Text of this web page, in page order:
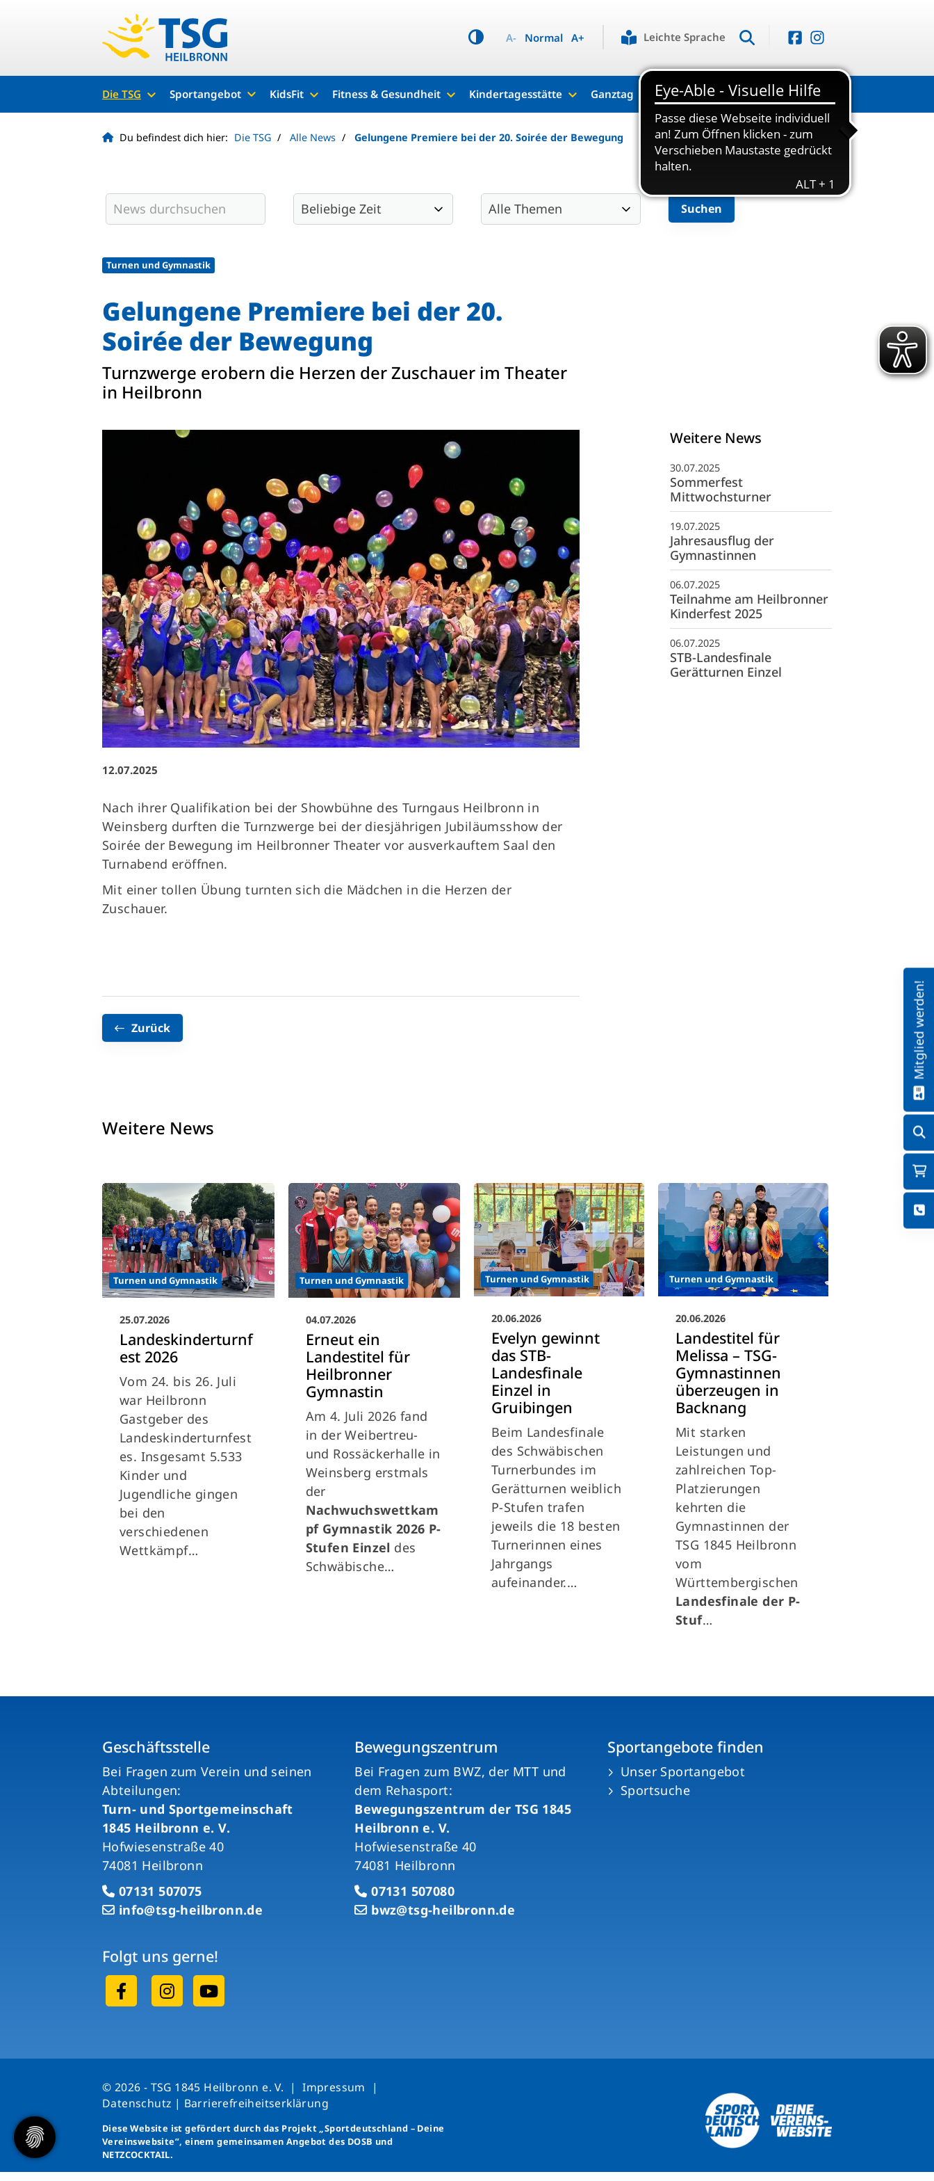
A- Normal A+ Leichte Sprache
Die TSG Sportangebot KidsFit Fitness & Gesundheit Kindertagesstätte Ganztag Kontakt
Du befindest dich hier: Die TSG Alle News Gelungene Premiere bei der 20. Soirée der Bewegung
Turnen und Gymnastik
Gelungene Premiere bei der 20.
Soirée der Bewegung
Turnzwerge erobern die Herzen der Zuschauer im Theater
in Heilbronn
12.07.2025
Nach ihrer Qualifikation bei der Showbühne des Turngaus Heilbronn in
Weinsberg durften die Turnzwerge bei der diesjährigen Jubiläumsshow der
Soirée der Bewegung im Heilbronner Theater vor ausverkauftem Saal den
Turnabend eröffnen.
Mit einer tollen Übung turnten sich die Mädchen in die Herzen der
Zuschauer.
Zurück
Weitere News
30.07.2025
Sommerfest
Mittwochsturner
19.07.2025
Jahresausflug der
Gymnastinnen
06.07.2025
Teilnahme am Heilbronner
Kinderfest 2025
06.07.2025
STB-Landesfinale
Gerätturnen Einzel
Weitere News
Turnen und Gymnastik
25.07.2026
Landeskinderturnf
est 2026
Vom 24. bis 26. Juli
war Heilbronn
Gastgeber des
Landeskinderturnfest
es. Insgesamt 5.533
Kinder und
Jugendliche gingen
bei den
verschiedenen
Wettkämpf…
Turnen und Gymnastik
04.07.2026
Erneut ein
Landestitel für
Heilbronner
Gymnastin
Am 4. Juli 2026 fand
in der Weibertreu-
und Rossäckerhalle in
Weinsberg erstmals
der
Nachwuchswettkam
pf Gymnastik 2026 P-
Stufen Einzel des
Schwäbische…
Turnen und Gymnastik
20.06.2026
Evelyn gewinnt
das STB-
Landesfinale
Einzel in
Gruibingen
Beim Landesfinale
des Schwäbischen
Turnerbundes im
Gerätturnen weiblich
P-Stufen trafen
jeweils die 18 besten
Turnerinnen eines
Jahrgangs
aufeinander.…
Turnen und Gymnastik
20.06.2026
Landestitel für
Melissa – TSG-
Gymnastinnen
überzeugen in
Backnang
Mit starken
Leistungen und
zahlreichen Top-
Platzierungen
kehrten die
Gymnastinnen der
TSG 1845 Heilbronn
vom
Württembergischen
Landesfinale der P-
Stuf…
Geschäftsstelle
Bei Fragen zum Verein und seinen
Abteilungen:
Turn- und Sportgemeinschaft
1845 Heilbronn e. V.
Hofwiesenstraße 40
74081 Heilbronn
07131 507075
info@tsg-heilbronn.de
Bewegungszentrum
Bei Fragen zum BWZ, der MTT und
dem Rehasport:
Bewegungszentrum der TSG 1845
Heilbronn e. V.
Hofwiesenstraße 40
74081 Heilbronn
07131 507080
bwz@tsg-heilbronn.de
Sportangebote finden
Unser Sportangebot
Sportsuche
Folgt uns gerne!
© 2026 - TSG 1845 Heilbronn e. V. |Impressum |
Datenschutz | Barrierefreiheitserklärung
Diese Website ist gefördert durch das Projekt „Sportdeutschland – Deine
Vereinswebsite”, einem gemeinsamen Angebot des DOSB und
NETZCOCKTAIL.
Mitglied werden!
Sportangebote finden
Unser Sportangebot
Sportsuche
Ausfälle und Vertretungen
Deutsches Sportabzeichen
Mitglieder-Service
Alles zur Mitgliedschaft
Downloads
Termine
Fragen & Antworten
Geschäftsstelle
TSG 1845 Heilbronn e. V.
Hofwiesenstraße 40
74081 Heilbronn
07131 507075
info@tsg-heilbronn.de